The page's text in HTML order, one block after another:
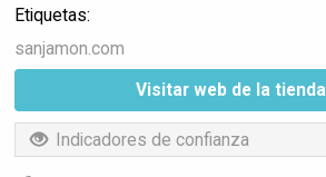
Etiquetas:
sanjamon.com
Visitar web de la tienda
Indicadores de confianza